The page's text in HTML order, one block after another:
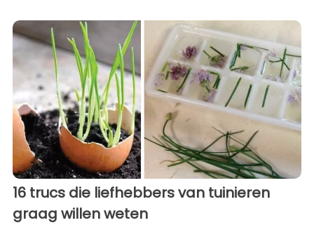
16 trucs die liefhebbers van tuinieren
graag willen weten